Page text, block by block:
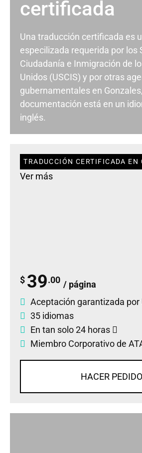
certificada
Una traducción certificada es
especilizada requerida por los
Ciudadanía e Inmigración de
Unidos (USCIS) y por otras
gubernamentales en
documentación está en un
inglés.
TRADUCCIÓN CERTIFICADA EN
Ver más
$ 39.00 / página
Aceptación garantizada por
35 idiomas
En tan solo 24 horas
Miembro Corporativo de
HACER PEDIDO